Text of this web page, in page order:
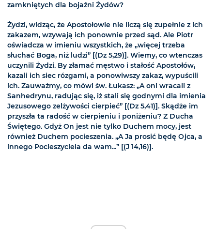
zamkniętych dla bojaźni Żydów?
Żydzi, widząc, że Apostołowie nie liczą się zupełnie z ich
zakazem, wzywają ich ponownie przed sąd. Ale Piotr
oświadcza w imieniu wszystkich, że „więcej trzeba
słuchać Boga, niż ludzi” [(Dz 5,29)]. Wiemy, co wtenczas
uczynili Żydzi. By złamać męstwo i stałość Apostołów,
kazali ich siec rózgami, a ponowiwszy zakaz, wypuścili
ich. Zauważmy, co mówi św. Łukasz: „A oni wracali z
Sanhedrynu, radując się, iż stali się godnymi dla imienia
Jezusowego zelżywości cierpieć” [(Dz 5,41)]. Skądże im
przyszła ta radość w cierpieniu i poniżeniu? Z Ducha
Świętego. Gdyż On jest nie tylko Duchem mocy, jest
również Duchem pocieszenia. „A Ja prosić będę Ojca, a
innego Pocieszyciela da wam...” [(J 14,16)].